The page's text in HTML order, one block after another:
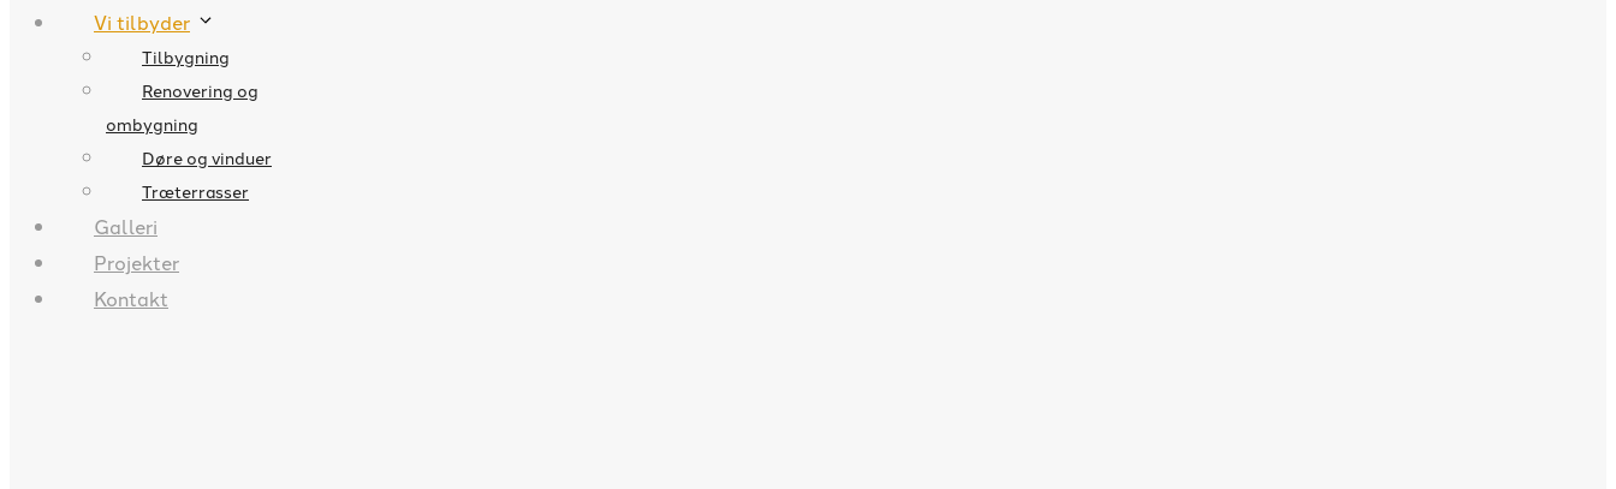
Vi tilbyder
Tilbygning
Renovering og
ombygning
Døre og vinduer
Træterrasser
Galleri
Projekter
Kontakt